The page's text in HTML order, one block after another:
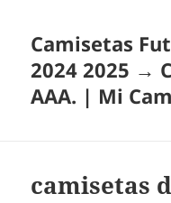
Camisetas
2024 2025 →
AAA. | Mi
camisetas